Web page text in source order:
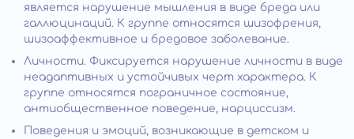
является нарушение мышления в виде бреда или
галлюцинаций. К группе относятся шизофрения,
шизоаффективное и бредовое заболевание.
Личности. Фиксируется нарушение личности в виде
неадаптивных и устойчивых черт характера. К
группе относятся пограничное состояние,
антиобщественное поведение, нарциссизм.
Поведения и эмоций, возникающие в детском и